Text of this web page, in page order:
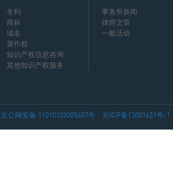
专利
商标
域名
著作权
知识产权信息咨询
其他知识产权服务
事务所新闻
律师文章
一般活动
京公网安备 11010102005607号 京ICP备13001631号-1